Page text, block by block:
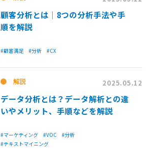
顧客分析とは│8つの分析手法や手
順を解説
#顧客満足 #分析 #CX
解説 2025.05.12
データ分析とは？データ解析との違
いやメリット、手順などを解説
#マーケティング #VOC
#分析
#テキストマイニング